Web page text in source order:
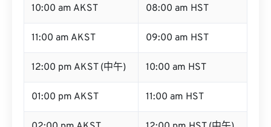
10:00 am AKST 08:00 am HST
11:00 am AKST 09:00 am HST
12:00 pm AKST (中午) 10:00 am HST
01:00 pm AKST 11:00 am HST